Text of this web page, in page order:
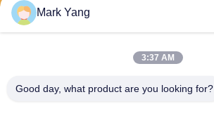
Mark Yang
3:37 AM
Good day, what product are you looking for?